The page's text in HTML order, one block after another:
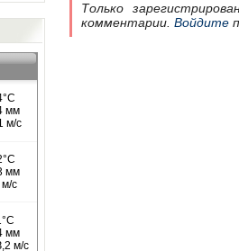
Только
комментарии. Войдите